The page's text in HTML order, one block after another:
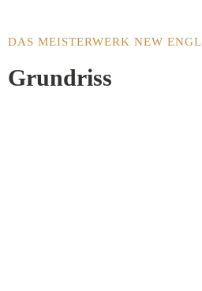
DAS MEISTERWERK NEW
Grundriss